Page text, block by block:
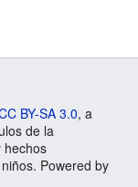
BY-SA 3.0, a
de la
hechos
Powered by